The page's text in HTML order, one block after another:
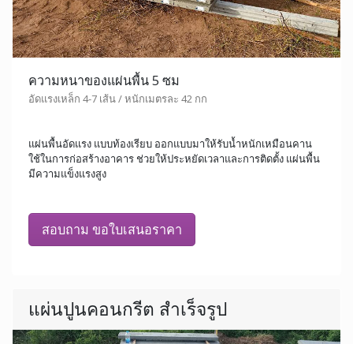
ความหนาของแผ่นพื้น 5 ซม
อัดแรงเหล็ก 4-7 เส้น / หนักเมตรละ 42 กก
แผ่นพื้นอัดแรง แบบท้องเรียบ ออกแบบมาให้รับน้ำหนักเหมือนคาน
ใช้ในการก่อสร้างอาคาร ช่วยให้ประหยัดเวลาและการติดตั้ง แผ่นพื้น
มีความแข็งแรงสูง
สอบถาม ขอใบเสนอราคา
แผ่นปูนคอนกรีต สำเร็จรูป